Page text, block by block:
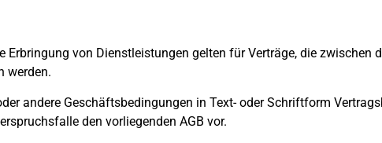
von Dienstleistungen gelten für Verträge, die zwischen
werden.
andere Geschäftsbedingungen in Text- oder Schriftform
den vorliegenden AGB vor.